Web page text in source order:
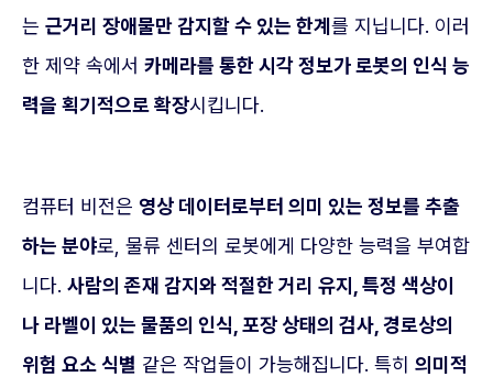
는 근거리 장애물만 감지할 수 있는 한계 를 지닙니다. 이러
한 제약 속에서 카메라를 통한 시각 정보가 로봇의 인식 능
력을 획기적으로 확장시킵니다.
컴퓨터 비전은 영상 데이터로부터 의미 있는 정보를 추출
하는 분야로, 물류 센터의 로봇에게 다양한 능력을 부여합
니다. 사람의 존재 감지와 적절한 거리 유지, 특정 색상이
나 라벨이 있는 물품의 인식, 포장 상태의 검사, 경로상의
위험 요소 식별 같은 작업들이 가능해집니다. 특히 의미적